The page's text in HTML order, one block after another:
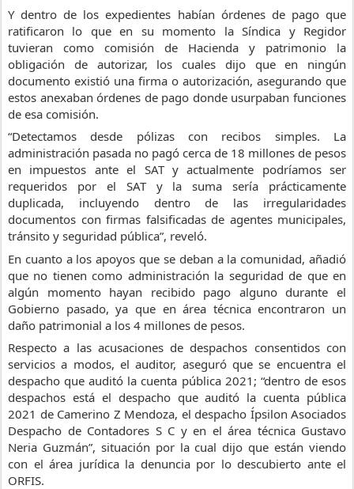
Y dentro de los expedientes habían órdenes de pago que
ratificaron lo que en su momento la Síndica y Regidor
tuvieran como comisión de Hacienda y patrimonio la
obligación de autorizar, los cuales dijo que en ningún
documento existió una firma o autorización, asegurando que
estos anexaban órdenes de pago donde usurpaban funciones
de esa comisión.
“Detectamos desde pólizas con recibos simples. La
administración pasada no pagó cerca de 18 millones de pesos
en impuestos ante el SAT y actualmente podríamos ser
requeridos por el SAT y la suma sería prácticamente
duplicada, incluyendo dentro de las irregularidades
documentos con firmas falsificadas de agentes municipales,
tránsito y seguridad pública”, reveló.
En cuanto a los apoyos que se deban a la comunidad, añadió
que no tienen como administración la seguridad de que en
algún momento hayan recibido pago alguno durante el
Gobierno pasado, ya que en área técnica encontraron un
daño patrimonial a los 4 millones de pesos.
Respecto a las acusaciones de despachos consentidos con
servicios a modos, el auditor, aseguró que se encuentra el
despacho que auditó la cuenta pública 2021; “dentro de esos
despachos está el despacho que auditó la cuenta pública
2021 de Camerino Z Mendoza, el despacho Ípsilon Asociados
Despacho de Contadores S C y en el área técnica Gustavo
Neria Guzmán”, situación por la cual dijo que están viendo
con el área jurídica la denuncia por lo descubierto ante el
ORFIS.